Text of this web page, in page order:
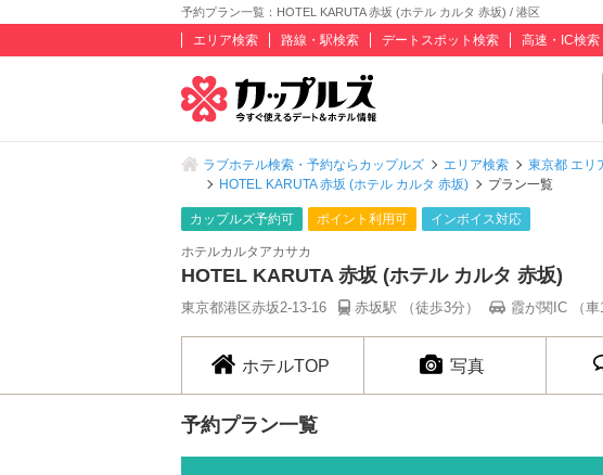
予約プラン一覧：HOTEL KARUTA 赤坂 (ホテル カルタ 赤坂) / 港区
エリア検索 路線・駅検索 デートスポット検索 高速・IC検索
ラブホテル検索・予約ならカップルズ エリア検索 東京都 エリ
HOTEL KARUTA 赤坂 (ホテル カルタ 赤坂)
プラン一覧
カップルズ予約可 ポイント利用可 インボイス対応
ホテルカルタアカサカ
HOTEL KARUTA 赤坂 (ホテル カルタ 赤坂)
東京都港区赤坂2-13-16 赤坂駅 （徒歩3分） 霞が関IC （車
ホテルTOP 写真
予約プラン一覧